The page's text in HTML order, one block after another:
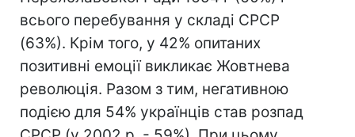
всього перебування у складі СРСР
(63%). Крім того, у 42% опитаних
позитивні емоції викликає Жовтнева
революція. Разом з тим, негативною
подією для 54% українців став розпад